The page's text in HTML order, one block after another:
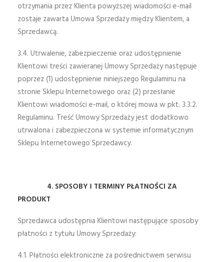
otrzymania przez Klienta powyższej wiadomości e-mail
zostaje zawarta Umowa Sprzedaży między Klientem, a
Sprzedawcą.
3.4. Utrwalenie, zabezpieczenie oraz udostępnienie
Klientowi treści zawieranej Umowy Sprzedaży następuje
poprzez (1) udostępnienie niniejszego Regulaminu na
stronie Sklepu Internetowego oraz (2) przesłanie
Klientowi wiadomości e-mail, o której mowa w pkt. 3.3.2.
Regulaminu. Treść Umowy Sprzedaży jest dodatkowo
utrwalona i zabezpieczona w systemie informatycznym
Sklepu Internetowego Sprzedawcy.
4. SPOSOBY I TERMINY PŁATNOŚCI ZA
PRODUKT
Sprzedawca udostępnia Klientowi następujące sposoby
płatności z tytułu Umowy Sprzedaży:
4.1. Płatności elektroniczne za pośrednictwem serwisu